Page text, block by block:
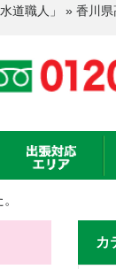
道職人」 » 香川
カ